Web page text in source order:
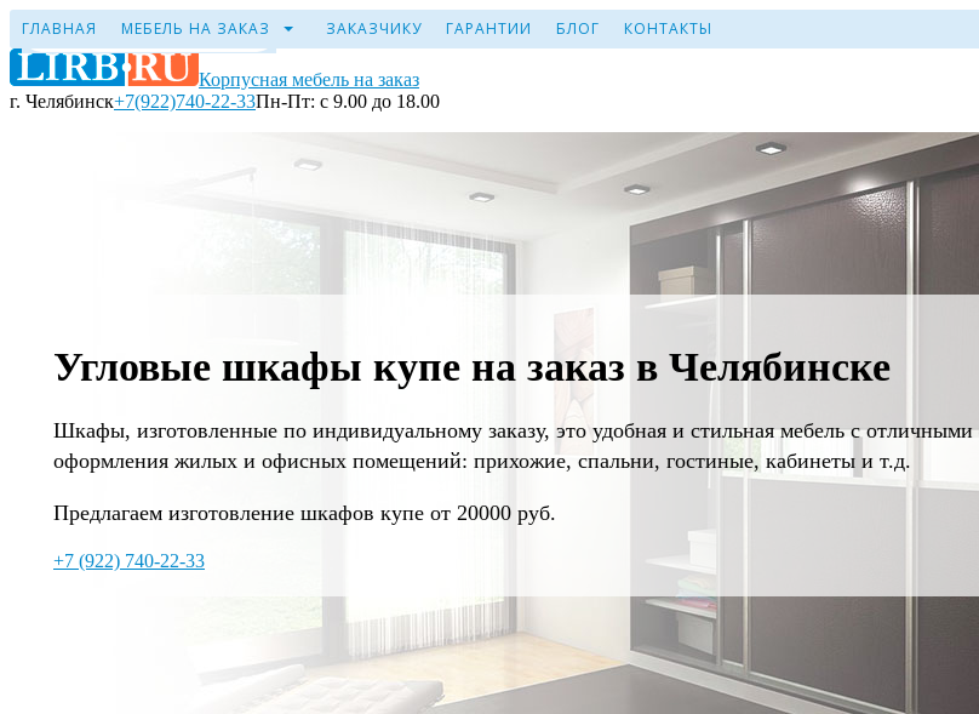
ГЛАВНАЯ МЕБЕЛЬ НА ЗАКАЗ ЗАКАЗЧИКУ ГАРАНТИИ БЛОГ КОНТАКТЫ
Корпусная мебель на заказ
г. Челябинск+7(922)740-22-33Пн-Пт: с 9.00 до 18.00
Угловые шкафы купе на заказ в Челябинске
Шкафы, изготовленные по индивидуальному заказу, это удобная и стильная мебель с
оформления жилых и офисных помещений: прихожие, спальни, гостиные, кабинеты и т.д.
Предлагаем изготовление шкафов купе от 20000 руб.
+7 (922) 740-22-33